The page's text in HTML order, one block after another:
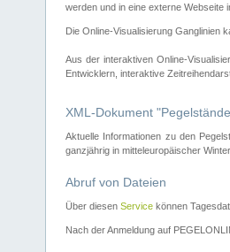
werden und in eine externe Webseite
Die Online-Visualisierung Ganglinien
Aus der interaktiven Online-
Entwicklern, interaktive
XML-Dokument
Aktuelle Informationen zu den
ganzjährig in mitteleuropäischer
Abruf von Dateien
Über diesen Service können
Nach der Anmeldung auf